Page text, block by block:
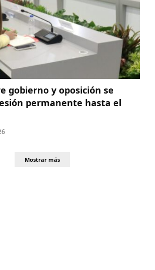
gobierno y oposición se
permanente hasta el
Mostrar más